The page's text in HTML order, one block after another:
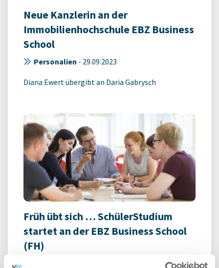
Neue Kanzlerin an der
Immobilienhochschule EBZ Business
School
Personalien - 29.09.2023
Diana Ewert übergibt an Daria Gabrysch
Früh übt sich … SchülerStudium
startet an der EBZ Business School
(FH)